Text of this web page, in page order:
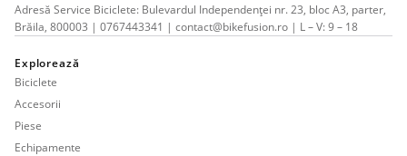
Adresă Service Biciclete: Bulevardul Independenței nr. 23, bloc A3, parter,
Brăila, 800003 | 0767443341 | contact@bikefusion.ro | L – V: 9 – 18
Explorează
Biciclete
Accesorii
Piese
Echipamente